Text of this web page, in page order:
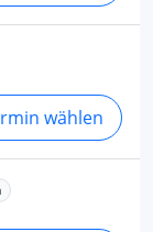
wählen